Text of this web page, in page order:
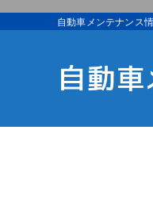
自動車メンテナンス